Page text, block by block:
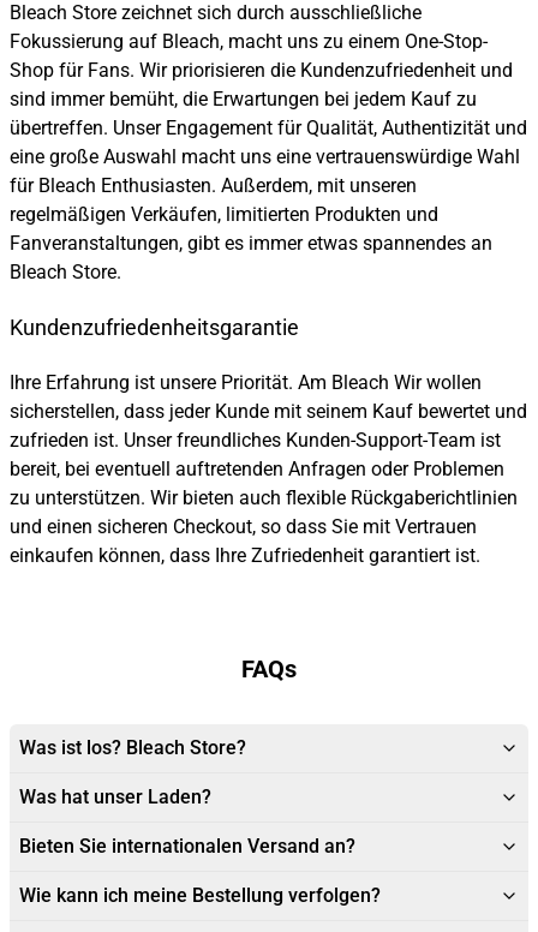
Bleach Store zeichnet sich durch ausschließliche
Fokussierung auf Bleach, macht uns zu einem One-Stop-
Shop für Fans. Wir priorisieren die Kundenzufriedenheit und
sind immer bemüht, die Erwartungen bei jedem Kauf zu
übertreffen. Unser Engagement für Qualität, Authentizität und
eine große Auswahl macht uns eine vertrauenswürdige Wahl
für Bleach Enthusiasten. Außerdem, mit unseren
regelmäßigen Verkäufen, limitierten Produkten und
Fanveranstaltungen, gibt es immer etwas spannendes an
Bleach Store.
Kundenzufriedenheitsgarantie
Ihre Erfahrung ist unsere Priorität. Am Bleach Wir wollen
sicherstellen, dass jeder Kunde mit seinem Kauf bewertet und
zufrieden ist. Unser freundliches Kunden-Support-Team ist
bereit, bei eventuell auftretenden Anfragen oder Problemen
zu unterstützen. Wir bieten auch flexible Rückgaberichtlinien
und einen sicheren Checkout, so dass Sie mit Vertrauen
einkaufen können, dass Ihre Zufriedenheit garantiert ist.
FAQs
Was ist los? Bleach Store?
Was hat unser Laden?
Bieten Sie internationalen Versand an?
Wie kann ich meine Bestellung verfolgen?